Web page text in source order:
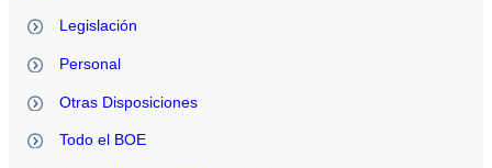
Legislación
Personal
Otras Disposiciones
Todo el BOE